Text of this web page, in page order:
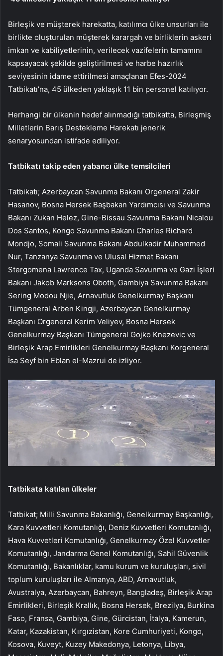
Birleşik ve müşterek harekatta, katılımcı ülke unsurları ile
birlikte oluşturulan müşterek karargah ve birliklerin askeri
imkan ve kabiliyetlerinin, verilecek vazifelerin tamamını
kapsayacak şekilde geliştirilmesi ve harbe hazırlık
seviyesinin idame ettirilmesi amaçlanan Efes-2024
Tatbikatı’na, 45 ülkeden yaklaşık 11 bin personel katılıyor.
Herhangi bir ülkenin hedef alınmadığı tatbikatta, Birleşmiş
Milletlerin Barış Destekleme Harekatı jenerik
senaryosundan istifade ediliyor.
Tatbikatı takip eden yabancı ülke temsilcileri
Tatbikatı; Azerbaycan Savunma Bakanı Orgeneral Zakir
Hasanov, Bosna Hersek Başbakan Yardımcısı ve Savunma
Bakanı Zukan Helez, Gine-Bissau Savunma Bakanı Nicalou
Dos Santos, Kongo Savunma Bakanı Charles Richard
Mondjo, Somali Savunma Bakanı Abdulkadir Muhammed
Nur, Tanzanya Savunma ve Ulusal Hizmet Bakanı
Stergomena Lawrence Tax, Uganda Savunma ve Gazi İşleri
Bakanı Jakob Marksons Oboth, Gambiya Savunma Bakanı
Sering Modou Njie, Arnavutluk Genelkurmay Başkanı
Tümgeneral Arben Kingji, Azerbaycan Genelkurmay
Başkanı Orgeneral Kerim Veliyev, Bosna Hersek
Genelkurmay Başkanı Tümgeneral Gojko Knezevic ve
Birleşik Arap Emirlikleri Genelkurmay Başkanı Korgeneral
İsa Seyf bin Eblan el-Mazrui de izliyor.
Tatbikata katılan ülkeler
Tatbikat; Milli Savunma Bakanlığı, Genelkurmay Başkanlığı,
Kara Kuvvetleri Komutanlığı, Deniz Kuvvetleri Komutanlığı,
Hava Kuvvetleri Komutanlığı, Genelkurmay Özel Kuvvetler
Komutanlığı, Jandarma Genel Komutanlığı, Sahil Güvenlik
Komutanlığı, Bakanlıklar, kamu kurum ve kuruluşları, sivil
toplum kuruluşları ile Almanya, ABD, Arnavutluk,
Avustralya, Azerbaycan, Bahreyn, Bangladeş, Birleşik Arap
Emirlikleri, Birleşik Krallık, Bosna Hersek, Brezilya, Burkina
Faso, Fransa, Gambiya, Gine, Gürcistan, İtalya, Kamerun,
Katar, Kazakistan, Kırgızistan, Kore Cumhuriyeti, Kongo,
Kosova, Kuveyt, Kuzey Makedonya, Letonya, Libya,